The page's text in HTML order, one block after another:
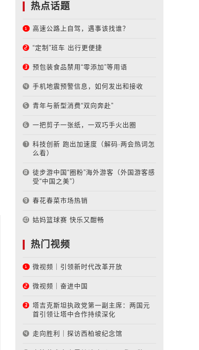
热点话题
高速公路上自驾，遇事该找谁？
“定制”班车 出行更便捷
预包装食品禁用“零添加”等用语
手机地震预警信息，如何发出和接收
青年与新型消费“双向奔赴”
一把剪子一张纸，一双巧手火出圈
科技创新 跑出加速度（解码·两会热词怎
么看）
徒步游中国“圈粉”海外游客（外国游客感
受“中国之美”）
春花春菜市场热销
姑妈篮球赛 快乐又酣畅
热门视频
微视频｜引领新时代改革开放
微视频｜奋进中国
塔吉克斯坦执政党第一副主席：两国元
首引领让塔中合作持续深化
走向胜利｜探访西柏坡纪念馆